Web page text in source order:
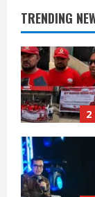
TRENDING 2
3